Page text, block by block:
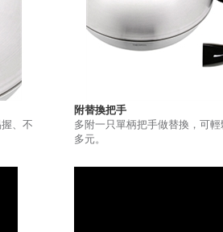
、不
附替換把手
多附一只單柄把手做替換，可
多元。